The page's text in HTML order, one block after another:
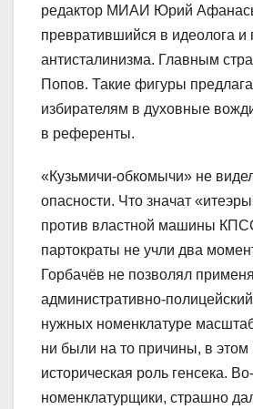
редактор МИАИ Юрий
превратившийся в идеолога и
антисталинизма. Главным
Попов. Такие фигуры
избирателям в духовные
в референты.
«Кузьмичи-обкомычи» не
опасности. Что значат
против властной машины
партократы не учли два
Горбачёв не позволял
административно-
нужных номенклатуре
ни были на то причины, в этом
историческая роль генсека.
номенклатурщики, страшно